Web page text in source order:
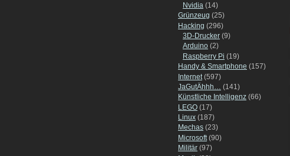
Nvidia (14)
Grünzeug (25)
Hacking (296)
3D-Drucker (9)
Arduino (2)
Raspberry Pi (19)
Handy & Smartphone (157)
Internet (597)
JaGutÄhhh… (141)
Künstliche Intelligenz (66)
LEGO (17)
Linux (187)
Mechas (23)
Microsoft(90)
Militär (97)